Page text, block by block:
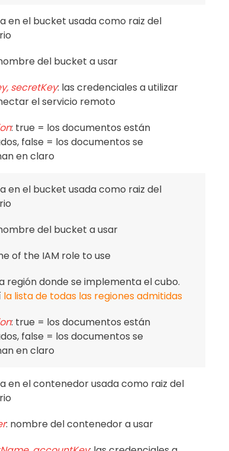
en el bucket usada como raiz del
del bucket a usar
secretKey: las credenciales a utilizar
el servicio remoto
: true = los documentos están
false = los documentos se
en claro
en el bucket usada como raiz del
del bucket a usar
of the IAM role to use
región donde se implementa el cubo.
la lista de todas las regiones admitidas
: true = los documentos están
false = los documentos se
en claro
en el contenedor usada como raiz del
: nombre del contenedor a usar